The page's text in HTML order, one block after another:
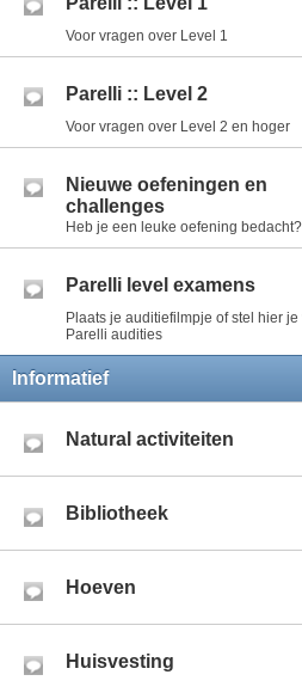
Voor vragen over Level 1
Parelli :: Level 2
Voor vragen over Level 2 en hoger
Nieuwe oefeningen en
challenges
Heb je een leuke oefening
Parelli level examens
Plaats je auditiefilmpje of stel hier
Parelli audities
Informatief
Natural activiteiten
Bibliotheek
Hoeven
Huisvesting